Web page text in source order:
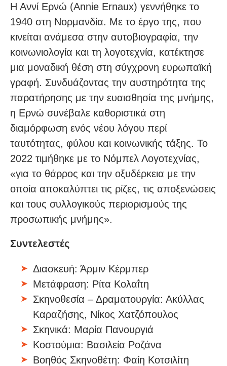
Η Αννί Ερνώ (Annie Ernaux) γεννήθηκε το
1940 στη Νορμανδία. Με το έργο της, που
κινείται ανάμεσα στην αυτοβιογραφία, την
κοινωνιολογία και τη λογοτεχνία, κατέκτησε
μια μοναδική θέση στη σύγχρονη ευρωπαϊκή
γραφή. Συνδυάζοντας την αυστηρότητα της
παρατήρησης με την ευαισθησία της μνήμης,
η Ερνώ συνέβαλε καθοριστικά στη
διαμόρφωση ενός νέου λόγου περί
ταυτότητας, φύλου και κοινωνικής τάξης. Το
2022 τιμήθηκε με το Νόμπελ Λογοτεχνίας,
«για το θάρρος και την οξυδέρκεια με την
οποία αποκαλύπτει τις ρίζες, τις αποξενώσεις
και τους συλλογικούς περιορισμούς της
προσωπικής μνήμης».
Συντελεστές
Διασκευή: Άρμιν Κέρμπερ
Μετάφραση: Ρίτα Κολαΐτη
Σκηνοθεσία – Δραματουργία: Ακύλλας
Καραζήσης, Νίκος Χατζόπουλος
Σκηνικά: Μαρία Πανουργιά
Κοστούμια: Βασιλεία Ροζάνα
Βοηθός Σκηνοθέτη: Φαίη Κοτσιλίτη